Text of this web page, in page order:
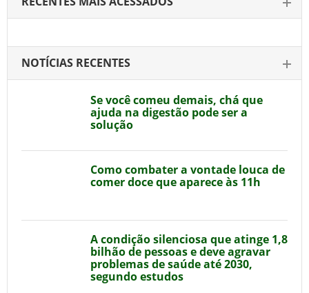
NOTÍCIAS RECENTES
Se você comeu demais, chá que
ajuda na digestão pode ser a
solução
Como combater a vontade louca de
comer doce que aparece às 11h
A condição silenciosa que atinge 1,8
bilhão de pessoas e deve agravar
problemas de saúde até 2030,
segundo estudos